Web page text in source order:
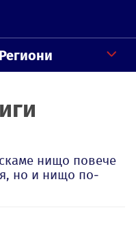
Региони
нищо повече
но и нищо по-